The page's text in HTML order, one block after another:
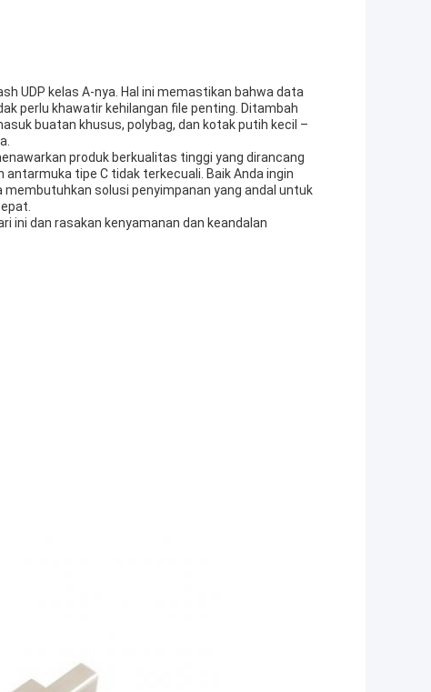
UDP kelas A-nya. Hal ini memastikan bahwa data
perlu khawatir kehilangan file penting. Ditambah
buatan khusus, polybag, dan kotak putih kecil –
produk berkualitas tinggi yang dirancang
tipe C tidak terkecuali. Baik Anda ingin
solusi penyimpanan yang andal untuk
ini dan rasakan kenyamanan dan keandalan